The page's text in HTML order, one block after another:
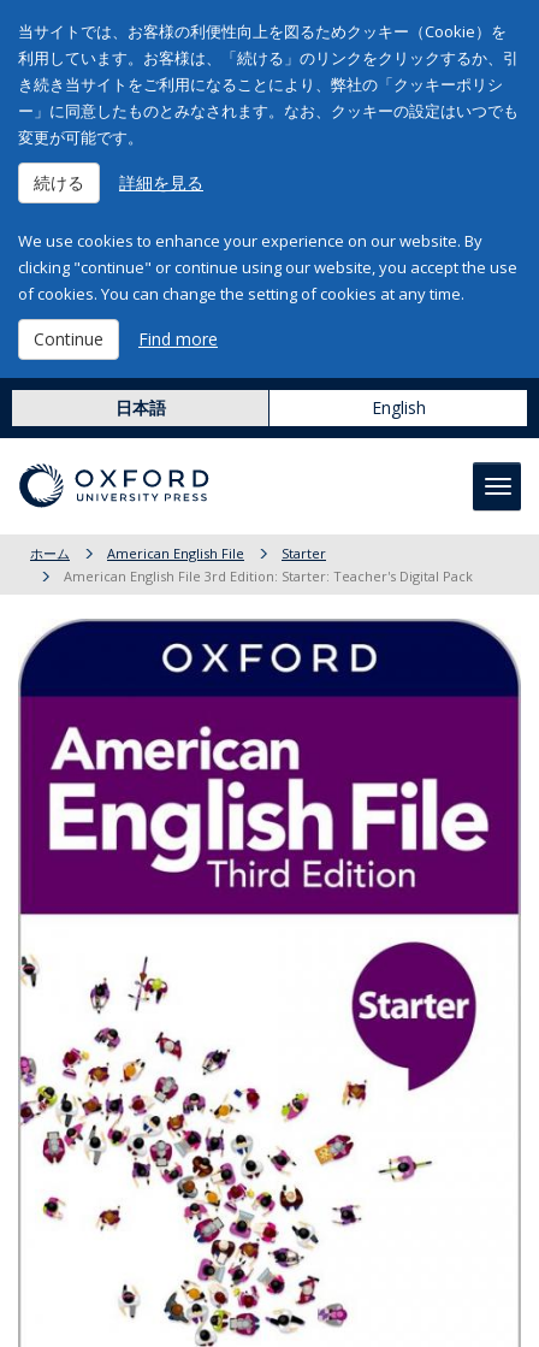
当サイトでは、お客様の利便性向上を図るためクッキー（Cookie）を
利用しています。お客様は、「続ける」のリンクをクリックするか、引
き続き当サイトをご利用になることにより、弊社の「クッキーポリシ
ー」に同意したものとみなされます。なお、クッキーの設定はいつでも
変更が可能です。
続ける 詳細を見る
We use cookies to enhance your experience on our website. By
clicking "continue" or continue using our website, you accept the use
of cookies. You can change the setting of cookies at any time.
Continue Find more
日本語 English
ホーム American English File
Starter
American English File 3rd Edition: Starter: Teacher's Digital Pack